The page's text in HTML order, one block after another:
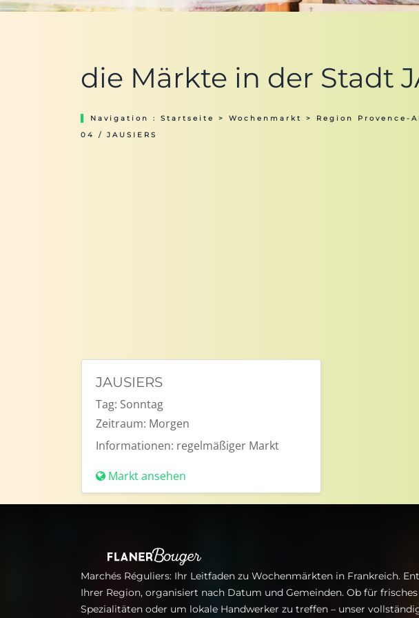
die Märkte in der Stadt
Navigation : Startseite > Wochenmarkt > Region Provence-
04 / JAUSIERS
JAUSIERS
Tag: Sonntag
Zeitraum: Morgen
Informationen: regelmäßiger Markt
Markt ansehen
Marchés Réguliers: Ihr Leitfaden zu Wochenmärkten in Frankreich.
Ihrer Region, organisiert nach Datum und Gemeinden. Ob für
Spezialitäten oder um lokale Handwerker zu treffen – unser